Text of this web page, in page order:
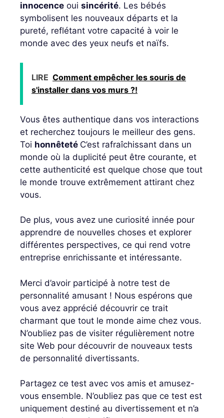
innocence oui sincérité. Les bébés
symbolisent les nouveaux départs et la
pureté, reflétant votre capacité à voir le
monde avec des yeux neufs et naïfs.
LIRE Comment empêcher les souris de
s'installer dans vos murs ?!
Vous êtes authentique dans vos interactions
et recherchez toujours le meilleur des gens.
Toi honnêteté C’est rafraîchissant dans un
monde où la duplicité peut être courante, et
cette authenticité est quelque chose que tout
le monde trouve extrêmement attirant chez
vous.
De plus, vous avez une curiosité innée pour
apprendre de nouvelles choses et explorer
différentes perspectives, ce qui rend votre
entreprise enrichissante et intéressante.
Merci d’avoir participé à notre test de
personnalité amusant ! Nous espérons que
vous avez apprécié découvrir ce trait
charmant que tout le monde aime chez vous.
N’oubliez pas de visiter régulièrement notre
site Web pour découvrir de nouveaux tests
de personnalité divertissants.
Partagez ce test avec vos amis et amusez-
vous ensemble. N’oubliez pas que ce test est
uniquement destiné au divertissement et n’a